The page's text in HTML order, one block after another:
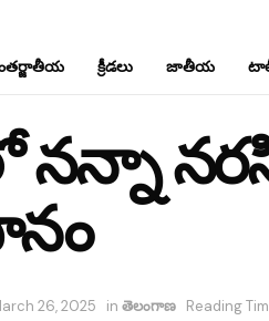
క్రీడలు జాతీయ
నన్నా
26, 2025 in తెలంగాణ Reading